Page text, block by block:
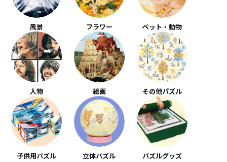
風景 フラワー ペット・動物
人物 絵画 その他パズル
子供用パズル 立体パズル パズルグッズ